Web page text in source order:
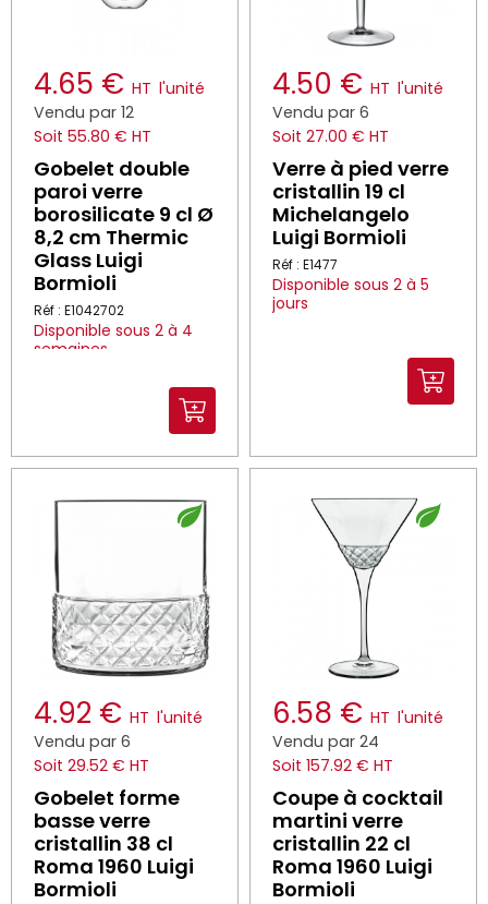
4.65 € HT l'unité
Vendu par 12
Soit 55.80 € HT
Gobelet double
paroi verre
borosilicate 9 cl Ø
8,2 cm Thermic
Glass Luigi
Bormioli
Réf : E1042702
Disponible sous 2 à 4
semaines
4.50 € HT l'unité
Vendu par 6
Soit 27.00 € HT
Verre à pied verre
cristallin 19 cl
Michelangelo
Luigi Bormioli
Réf : E1477
Disponible sous 2 à 5
jours
4.92 € HT l'unité
Vendu par 6
Soit 29.52 € HT
Gobelet forme
basse verre
cristallin 38 cl
Roma 1960 Luigi
Bormioli
6.58 € HT l'unité
Vendu par 24
Soit 157.92 € HT
Coupe à cocktail
martini verre
cristallin 22 cl
Roma 1960 Luigi
Bormioli